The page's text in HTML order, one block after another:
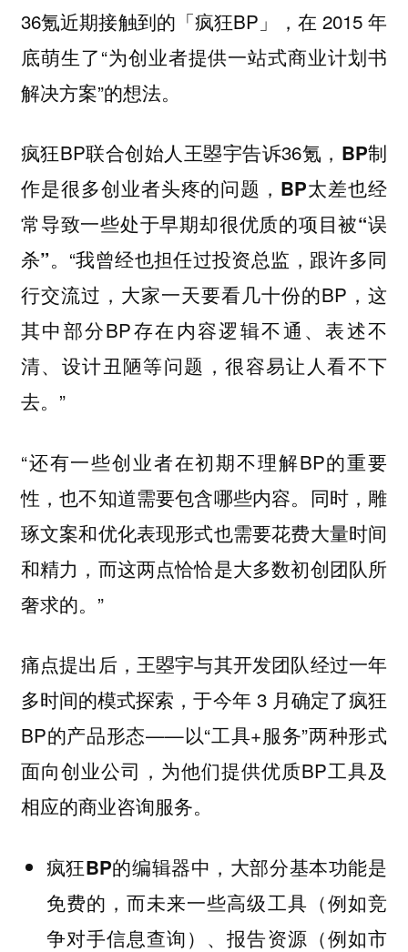
36氪近期接触到的「疯狂BP」，在 2015 年
底萌生了“为创业者提供一站式商业计划书
解决方案”的想法。
疯狂BP联合创始人王曌宇告诉36氪， BP制
作是很多创业者头疼的问题，BP太差也经
常导致一些处于早期却很优质的项目被“误
杀”。“我曾经也担任过投资总监，跟许多同
行交流过，大家一天要看几十份的BP，这
其中部分BP存在内容逻辑不通、表述不
清、设计丑陋等问题，很容易让人看不下
去。”
“还有一些创业者在初期不理解BP的重要
性，也不知道需要包含哪些内容。同时，雕
琢文案和优化表现形式也需要花费大量时间
和精力，而这两点恰恰是大多数初创团队所
奢求的。”
痛点提出后，王曌宇与其开发团队经过一年
多时间的模式探索，于今年 3 月确定了疯狂
BP的产品形态——以“工具+服务”两种形式
面向创业公司，为他们提供优质BP工具及
相应的商业咨询服务。
疯狂BP的编辑器中，大部分基本功能是
免费的，而未来一些高级工具（例如竞
争对手信息查询）、报告资源（例如市